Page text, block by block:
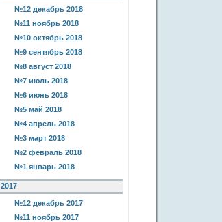
№12 декабрь 2018
№11 ноябрь 2018
№10 октябрь 2018
№9 сентябрь 2018
№8 август 2018
№7 июль 2018
№6 июнь 2018
№5 май 2018
№4 апрель 2018
№3 март 2018
№2 февраль 2018
№1 январь 2018
2017
№12 декабрь 2017
№11 ноябрь 2017